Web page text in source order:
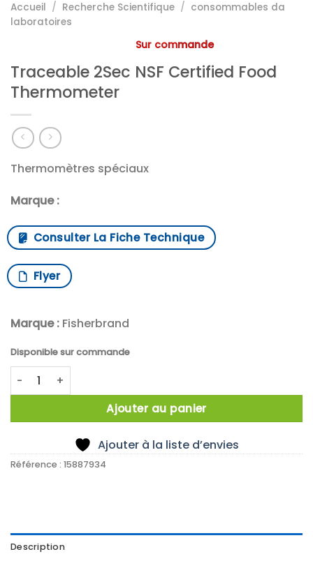
Accueil / Recherche Scientifique / consommables da
laboratoires
Sur commande
Traceable 2Sec NSF Certified Food
Thermometer
Thermomètres spéciaux
Marque :
Consulter La Fiche Technique
Flyer
Marque : Fisherbrand
Disponible sur commande
quantité de Traceable 2Sec NSF Certified Food
Ajouter au panier
Ajouter à la liste d’envies
Référence : 15887934
Description